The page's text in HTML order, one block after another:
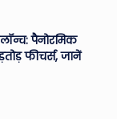
पैनोरमिक
फीचर्स, जानें